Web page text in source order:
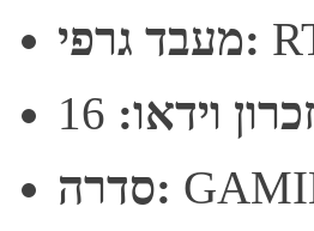
מעבד גרפי:
זכרון וידאו:
סדרה: